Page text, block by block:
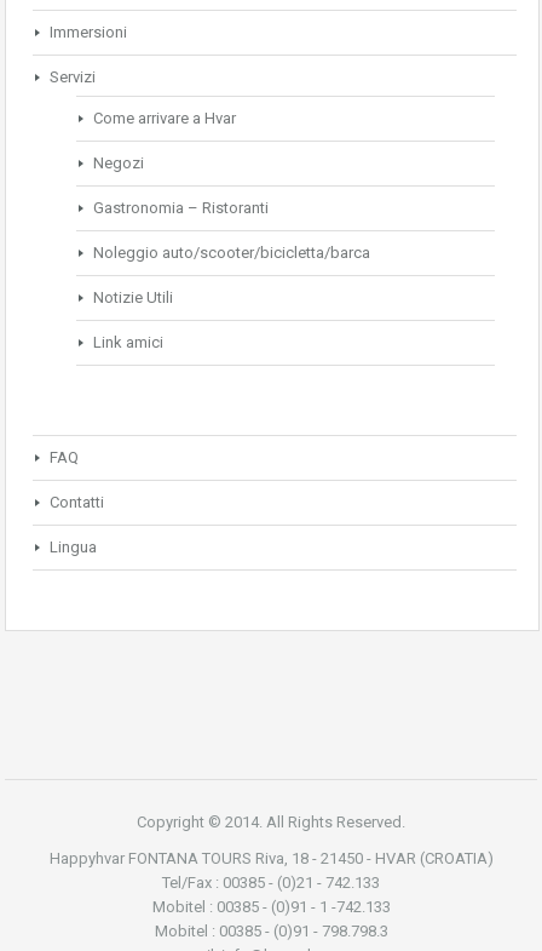
Immersioni
Servizi
Come arrivare a Hvar
Negozi
Gastronomia – Ristoranti
Noleggio auto/scooter/bicicletta/barca
Notizie Utili
Link amici
FAQ
Contatti
Lingua
Copyright © 2014. All Rights Reserved.
Happyhvar FONTANA TOURS Riva, 18 - 21450 - HVAR (CROATIA)
Tel/Fax : 00385 - (0)21 - 742.133
Mobitel : 00385 - (0)91 - 1 -742.133
Mobitel : 00385 - (0)91 - 798.798.3